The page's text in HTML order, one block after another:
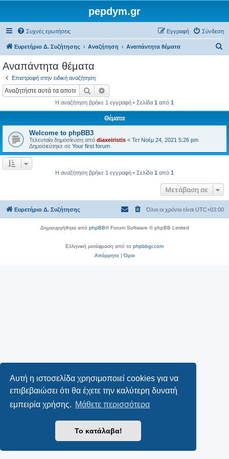
Αυτή η ιστοσελίδα χρησιμοποιεί cookies για να
επιβεβαιώσει ότι θα έχετε την καλύτερη δυνατή
εμπειρία χρήσης. Μάθετε περισσότερα
Το κατάλαβα!
pepdym.gr
Συχνές ερωτήσεις Σύνδεση
Εγγραφή
Ευρετήριο Δ. Συζήτησης Αναζήτηση Αναπάντητα θέματα
Αναπάντητα θέματα
Επιστροφή στην ειδική αναζήτηση
Αναζήτηση
Η αναζήτηση βρήκε 1 εγγραφή • Σελίδα 1 από 1
Θέματα
Welcome to phpBB3
Τελευταία δημοσίευση από diaxeiristis « Τετ Νοέμ 24, 2021 5:26 pm
Δημοσιεύτηκε σε Your first forum
Η αναζήτηση βρήκε 1 εγγραφή • Σελίδα 1 από 1
Μετάβαση σε
Ευρετήριο Δ. Συζήτησης Όλοι οι χρόνοι είναι UTC+03:00
Δημιουργήθηκε από phpBB® Forum Software © phpBB Limited
Ελληνική μετάφραση από το phpbbgr.com
Απόρρητο|Όροι